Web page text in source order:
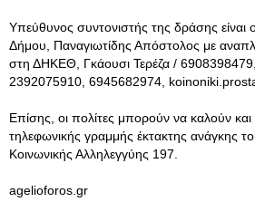
Υπεύθυνος συντονιστής της δράσης είναι
Δήμου, Παναγιωτίδης Απόστολος με
στη ΔΗΚΕΘ, Γκάουσι Τερέζα /
2392075910, 6945682974,
Επίσης, οι πολίτες μπορούν να καλούν
τηλεφωνικής γραμμής έκτακτης ανάγκης
Κοινωνικής Αλληλεγγύης 197.
agelioforos.gr